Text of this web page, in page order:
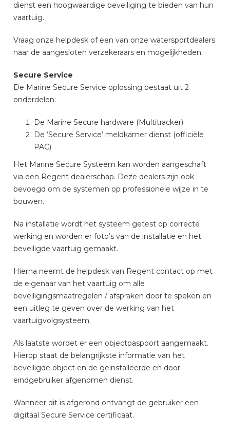
dienst een hoogwaardige beveiliging te bieden van hun
vaartuig.
Vraag onze helpdesk of een van onze watersportdealers
naar de aangesloten verzekeraars en mogelijkheden.
Secure Service
De Marine Secure Service oplossing bestaat uit 2
onderdelen:
De Marine Secure hardware (Multitracker)
De ‘Secure Service’ meldkamer dienst (officiële
PAC)
Het Marine Secure Systeem kan worden aangeschaft
via een Regent dealerschap. Deze dealers zijn ook
bevoegd om de systemen op professionele wijze in te
bouwen.
Na installatie wordt het systeem getest op correcte
werking en worden er foto’s van de installatie en het
beveiligde vaartuig gemaakt.
Hierna neemt de helpdesk van Regent contact op met
de eigenaar van het vaartuig om alle
beveiligingsmaatregelen / afspraken door te speken en
een uitleg te geven over de werking van het
vaartuigvolgsysteem.
Als laatste wordet er een objectpaspoort aangemaakt.
Hierop staat de belangrijkste informatie van het
beveiligde object en de geinstalleerde en door
eindgebruiker afgenomen dienst.
Wanneer dit is afgerond ontvangt de gebruiker een
digitaal Secure Service certificaat.